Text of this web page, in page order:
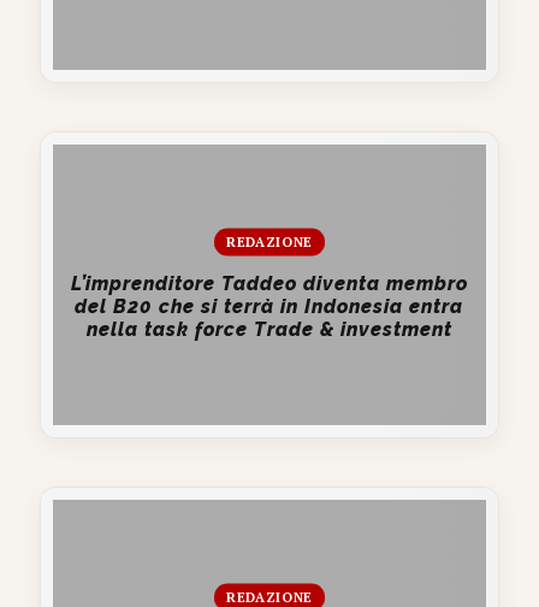
REDAZIONE
L’imprenditore Taddeo diventa membro
del B20 che si terrà in Indonesia entra
nella task force Trade & investment
REDAZIONE